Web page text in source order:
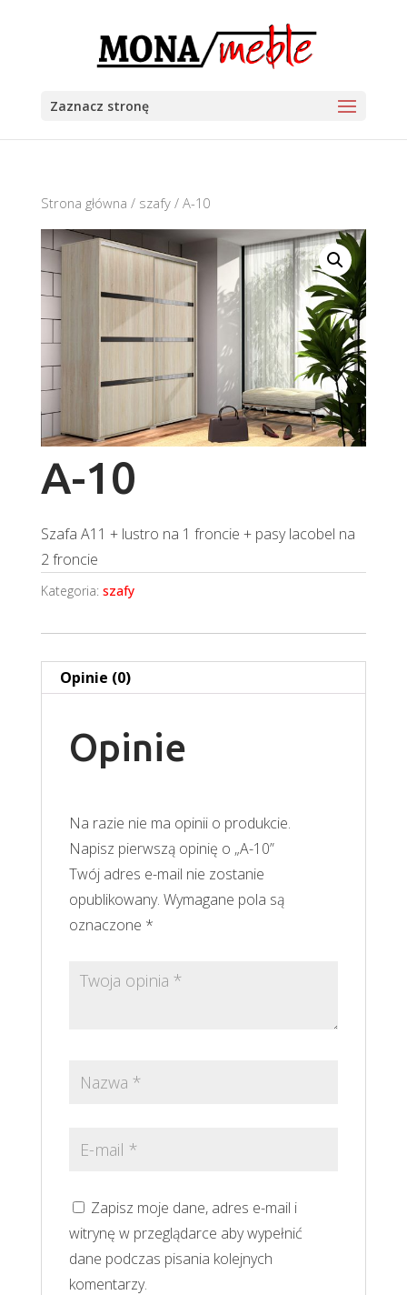
Zaznacz stronę
Strona główna / szafy/ A-10
A-10
Szafa A11 + lustro na 1 froncie + pasy lacobel na
2 froncie
Kategoria: szafy
Opinie (0)
Opinie
Na razie nie ma opinii o produkcie.
Napisz pierwszą opinię o „A-10”
Twój adres e-mail nie zostanie
opublikowany. Wymagane pola są
oznaczone *
Zapisz moje dane, adres e-mail i
witrynę w przeglądarce aby wypełnić
dane podczas pisania kolejnych
komentarzy.